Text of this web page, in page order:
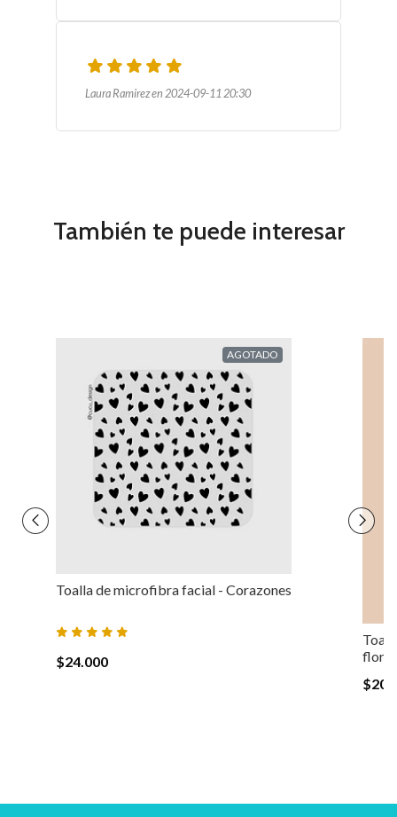
Laura Ramirez en 2024-09-11 20:30
También te puede interesar
AGOTADO
Toalla de microfibra facial - Corazones
$24.000